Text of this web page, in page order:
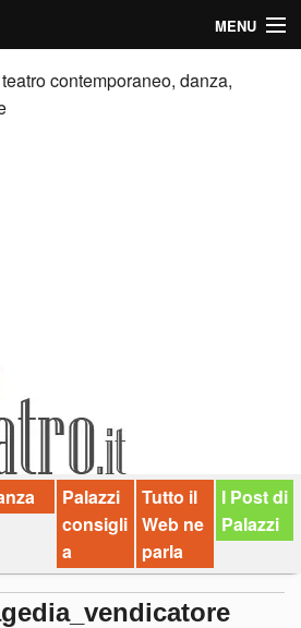
MENU
contemporaneo, danza,
Palazzi
consigli
a
Tutto il
Web ne
parla
I Post di
Palazzi